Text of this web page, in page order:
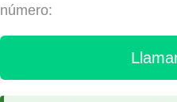
número: